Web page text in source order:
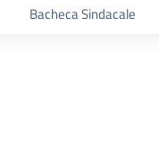
Bacheca Sindacale